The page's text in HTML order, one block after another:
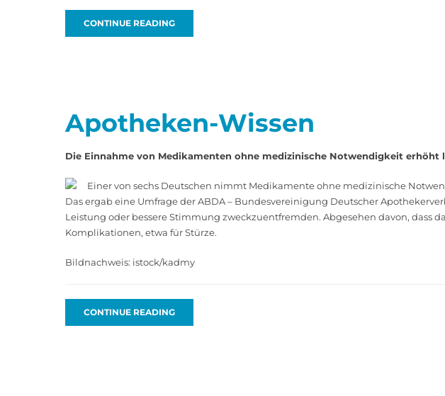
CONTINUE READING
Apotheken-Wissen
Die Einnahme von Medikamenten ohne medizinische Notwendigkeit
Einer von sechs Deutschen nimmt Medikamente ohne medizinische
Das ergab eine Umfrage der ABDA – Bundesvereinigung Deutscher
Leistung oder bessere Stimmung zweckzuentfremden. Abgesehen davon,
Komplikationen, etwa für Stürze.
Bildnachweis: istock/kadmy
CONTINUE READING